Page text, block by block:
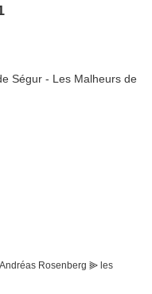
Rosenberg ⫸ les